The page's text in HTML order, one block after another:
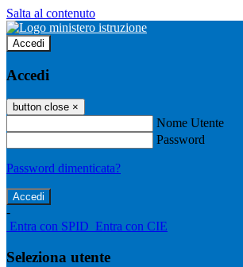
Salta al contenuto
Accedi
Accedi
button close ×
Nome Utente
Password
Password dimenticata?
-
Entra con SPID Entra con CIE
Seleziona utente